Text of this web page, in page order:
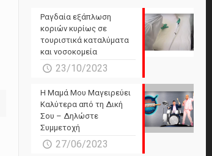
Ραγδαία εξάπλωση
κοριών κυρίως σε
τουριστικά καταλύματα
και νοσοκομεία
23/10/2023
Η Μαμά Μου Μαγειρεύει
Καλύτερα από τη Δική
Σου – Δηλώστε
Συμμετοχή
27/06/2023